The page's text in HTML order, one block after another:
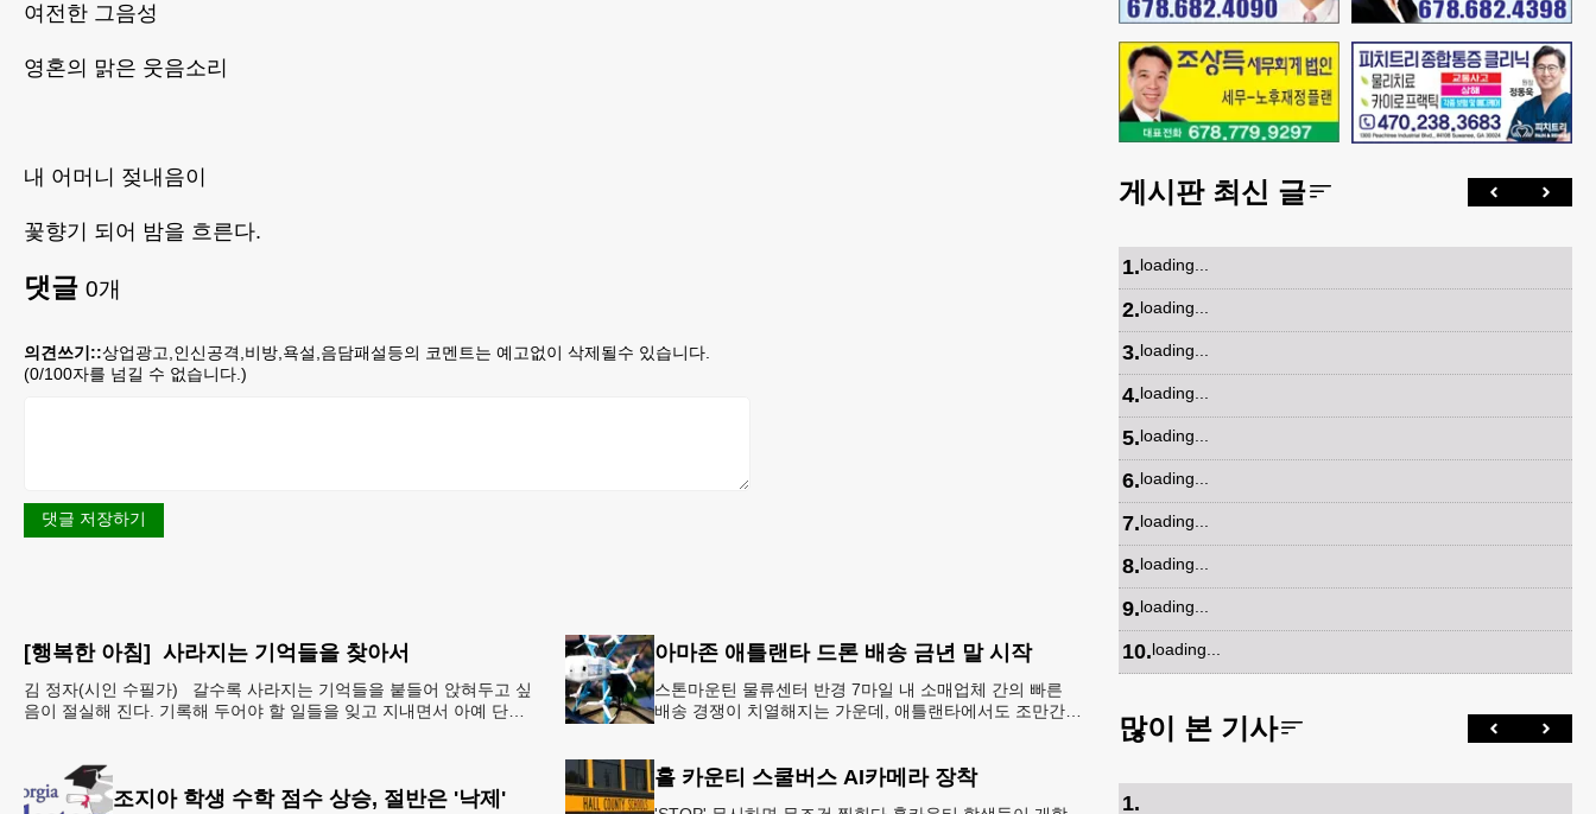
여전한 그음성
영혼의 맑은 웃음소리
내 어머니 젖내음이
꽃향기 되어 밤을 흐른다.
댓글 0개
의견쓰기::상업광고,인신공격,비방,욕설,음담패설등의 코멘트는 예고없이 삭제될수 있습니다.
(0/100자를 넘길 수 없습니다.)
댓글 저장하기
[행복한 아침] 사라지는 기억들을 찾아서
김 정자(시인 수필가) 갈수록 사라지는 기억들을 붙들어 앉혀두고 싶
음이 절실해 진다. 기록해 두어야 할 일들을 잊고 지내면서 아예 단서
아마존 애틀랜타 드론 배송 금년 말 시작
스톤마운틴 물류센터 반경 7마일 내 소매업체 간의 빠른
배송 경쟁이 치열해지는 가운데, 애틀랜타에서도 조만간
조지아 학생 수학 점수 상승, 절반은 '낙제'
홀 카운티 스쿨버스 AI카메라 장착
게시판 최신 글
1.loading...
2.loading...
3.loading...
4.loading...
5.loading...
6.loading...
7.loading...
8.loading...
9.loading...
10.loading...
많이 본 기사
1.